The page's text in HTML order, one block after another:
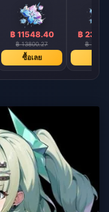
฿ 11548.40
฿ 13800.27
ซื้อเลย
฿
฿